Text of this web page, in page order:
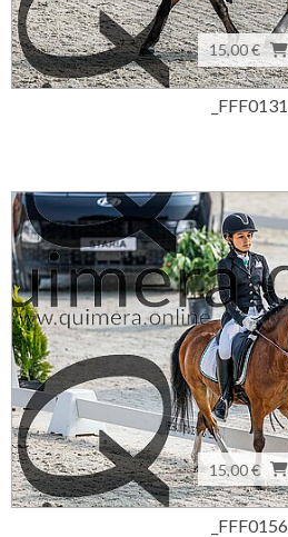
15,00 €
_FFF0131
15,00 €
_FFF0156